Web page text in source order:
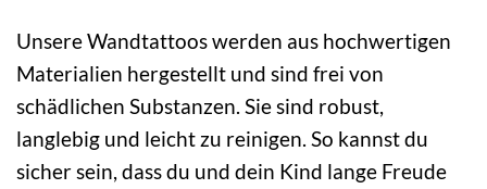
Unsere Wandtattoos werden aus hochwertigen
Materialien hergestellt und sind frei von
schädlichen Substanzen. Sie sind robust,
langlebig und leicht zu reinigen. So kannst du
sicher sein, dass du und dein Kind lange Freude